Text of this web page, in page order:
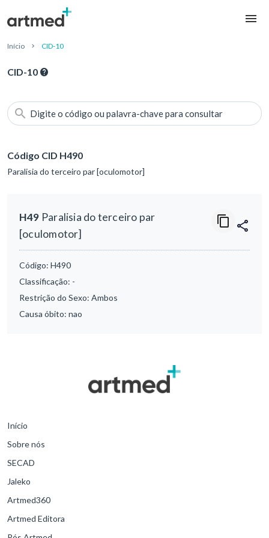
Início CID-10
CID-10
Digite o código ou palavra-chave para consultar
Código CID H490
Paralisia do terceiro par [oculomotor]
H49 Paralisia do terceiro par
[oculomotor]
Código: H490
Classificação: -
Restrição do Sexo: Ambos
Causa óbito: nao
Início
Sobre nós
SECAD
Jaleko
Artmed360
Artmed Editora